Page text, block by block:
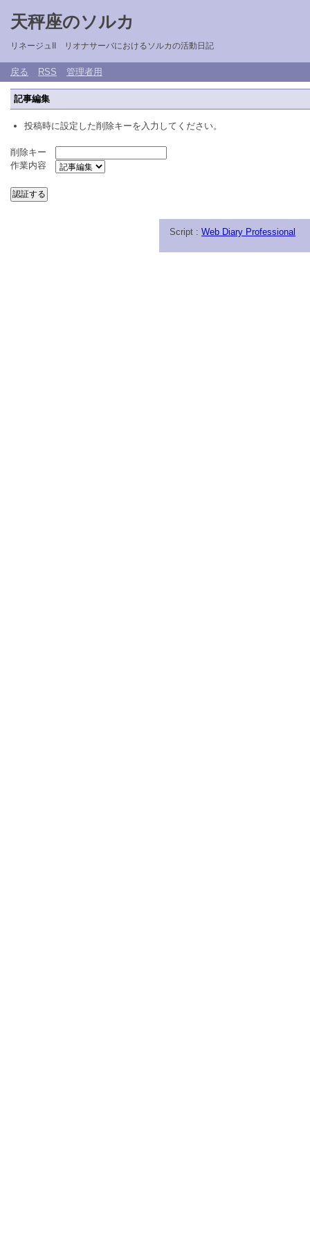
天秤座のソルカ
リネージュII リオナサーバにおけるソルカの活動日記
戻る RSS 管理者用
記事編集
投稿時に設定した削除キーを入力してください。
削除キー
作業内容
Script : Web Diary Professional